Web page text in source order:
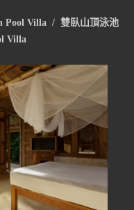
Pool Villa / 雙臥山頂泳池
Villa